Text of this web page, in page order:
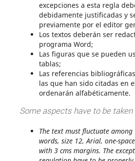
excepciones a esta regla
debidamente justificadas y
previamente por el editor
Los textos deberán ser
programa Word;
Las figuras que se pueden
tablas;
Las referencias
las que han sido citadas en
ordenarán alfabéticamente.
Some aspects have to be
The text must fluctuate
words, size 12, Arial, one-
with 3 cms margins. The